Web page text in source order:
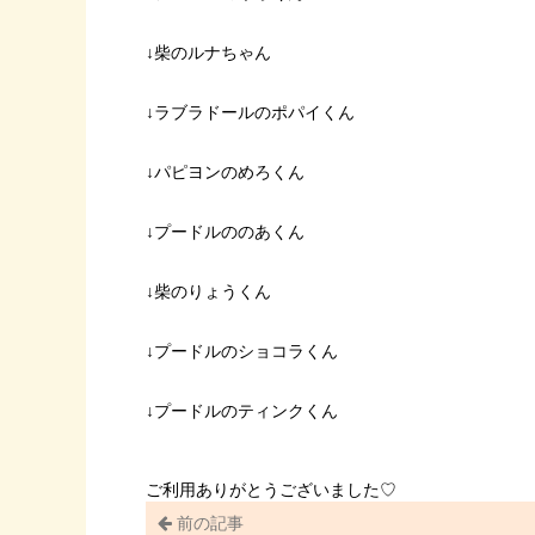
↓柴のルナちゃん
↓ラブラドールのポパイくん
↓パピヨンのめろくん
↓プードルののあくん
↓柴のりょうくん
↓プードルのショコラくん
↓プードルのティンクくん
ご利用ありがとうございました♡
前の記事